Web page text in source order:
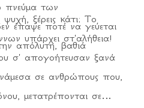
πνεύμα των
έπαψε ποτέ να γεύεται
απόλυτη, βαθιά
ξέρεις κάτι; Το
υπάρχει στ'αλήθεια!
σ' απογοήτευσαν ξανά
σε ανθρώπους που,
μετατρέπονται σε